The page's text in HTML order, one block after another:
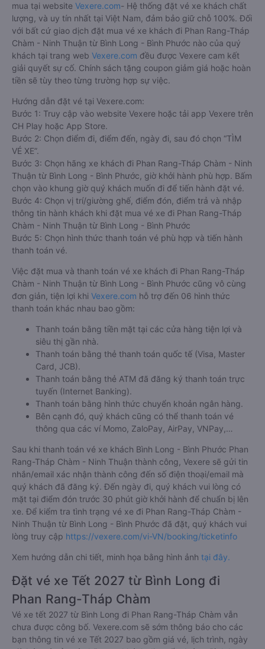
mua tại website Vexere.com- Hệ thống đặt vé xe khách chất
lượng, và uy tín nhất tại Việt Nam, đảm bảo giữ chỗ 100%. Đối
với bất cứ giao dịch đặt mua vé xe khách đi Phan Rang-Tháp
Chàm - Ninh Thuận từ Bình Long - Bình Phước nào của quý
khách tại trang web Vexere.com đều được Vexere cam kết
giải quyết sự cố. Chính sách tặng coupon giảm giá hoặc hoàn
tiền sẽ tùy theo từng trường hợp sự việc.
Hướng dẫn đặt vé tại Vexere.com:
Bước 1: Truy cập vào website Vexere hoặc tải app Vexere trên
CH Play hoặc App Store.
Bước 2: Chọn điểm đi, điểm đến, ngày đi, sau đó chọn “TÌM
VÉ XE”.
Bước 3: Chọn hãng xe khách đi Phan Rang-Tháp Chàm - Ninh
Thuận từ Bình Long - Bình Phước, giờ khởi hành phù hợp. Bấm
chọn vào khung giờ quý khách muốn đi để tiến hành đặt vé.
Bước 4: Chọn vị trí/giường ghế, điểm đón, điểm trả và nhập
thông tin hành khách khi đặt mua vé xe đi Phan Rang-Tháp
Chàm - Ninh Thuận từ Bình Long - Bình Phước
Bước 5: Chọn hình thức thanh toán vé phù hợp và tiến hành
thanh toán vé.
Việc đặt mua và thanh toán vé xe khách đi Phan Rang-Tháp
Chàm - Ninh Thuận từ Bình Long - Bình Phước cũng vô cùng
đơn giản, tiện lợi khi Vexere.com hỗ trợ đến 06 hình thức
thanh toán khác nhau bao gồm:
Thanh toán bằng tiền mặt tại các cửa hàng tiện lợi và
siêu thị gần nhà.
Thanh toán bằng thẻ thanh toán quốc tế (Visa, Master
Card, JCB).
Thanh toán bằng thẻ ATM đã đăng ký thanh toán trực
tuyến (Internet Banking).
Thanh toán bằng hình thức chuyển khoản ngân hàng.
Bên cạnh đó, quý khách cũng có thể thanh toán vé
thông qua các ví Momo, ZaloPay, AirPay, VNPay,…
Sau khi thanh toán vé xe khách Bình Long - Bình Phước Phan
Rang-Tháp Chàm - Ninh Thuận thành công, Vexere sẽ gửi tin
nhắn/email xác nhận thành công đến số điện thoại/email mà
quý khách đã đăng ký. Đến ngày đi, quý khách vui lòng có
mặt tại điểm đón trước 30 phút giờ khởi hành để chuẩn bị lên
xe. Để kiểm tra tình trạng vé xe đi Phan Rang-Tháp Chàm -
Ninh Thuận từ Bình Long - Bình Phước đã đặt, quý khách vui
lòng truy cập https://vexere.com/vi-VN/booking/ticketinfo
Xem hướng dẫn chi tiết, minh họa bằng hình ảnh tại đây.
Đặt vé xe Tết 2027 từ Bình Long đi
Phan Rang-Tháp Chàm
Vé xe tết 2027 từ Bình Long đi Phan Rang-Tháp Chàm vẫn
chưa được công bố. Vexere.com sẽ sớm thông báo cho các
bạn thông tin vé xe Tết 2027 bao gồm giá vé, lịch trình, ngày